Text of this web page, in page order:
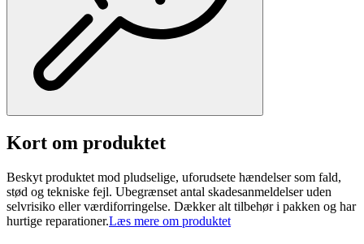
Kort om produktet
Beskyt produktet mod pludselige, uforudsete hændelser som fald,
stød og tekniske fejl. Ubegrænset antal skadesanmeldelser uden
selvrisiko eller værdiforringelse. Dækker alt tilbehør i pakken og har
hurtige reparationer.Læs mere om produktet